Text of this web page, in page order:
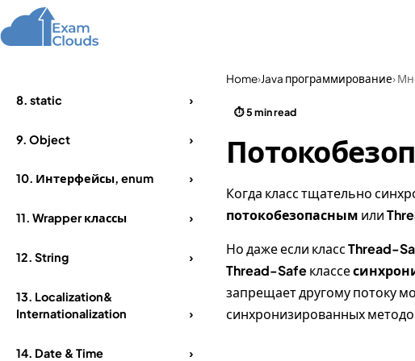
6. Массивы
8. static ›
9. Object ›
10. Интерфейсы, enum ›
11. Wrapper классы ›
12. String ›
13. Localization&
Internationalization
›
14. Date & Time ›
Home›Java программирование›
⏱ 5 min read
Когда класс тщательно
потокобезопасным или
Но даже если классThread-
Thread-Safeклассе
запрещает другому потоку
синхронизированных